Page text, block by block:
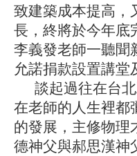
致建築成本提高，
長，終將於今年底
李義發老師一聽聞
允諾捐款設置講堂
談起過往在台北
在老師的人生裡都
的發展，主修物理
德神父與郝思漢神